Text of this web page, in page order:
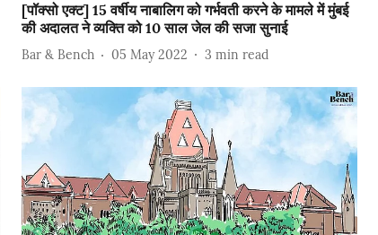
[पॉक्सो एक्ट] 15 वर्षीय नाबालिग को गर्भवती करने के मामले में मुंबई
की अदालत ने व्यक्ति को 10 साल जेल की सजा सुनाई
Bar & Bench 05 May 2022 3 min read